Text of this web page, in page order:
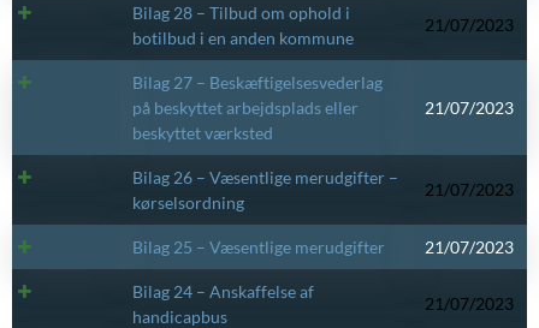
Bilag 28 – Tilbud om ophold i
botilbud i en anden kommune
21/07/2023
Bilag 27 – Beskæftigelsesvederlag
på beskyttet arbejdsplads eller
beskyttet værksted
21/07/2023
Bilag 26 – Væsentlige merudgifter –
kørselsordning
21/07/2023
Bilag 25 – Væsentlige merudgifter 21/07/2023
Bilag 24 – Anskaffelse af
handicapbus
21/07/2023